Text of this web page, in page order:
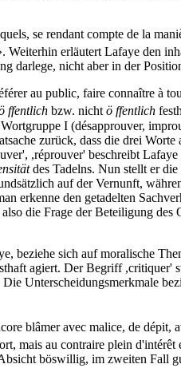
se rendant compte de la
Weiterhin erläutert Lafaye den
darlege, nicht aber in der
au public, faire connaître à
ffentlich bzw. nichtö ffentlich
I (désapprouver,
zurück, dass die drei Worte
,réprouver' beschreibt
des Tadelns. Nun stellt er
auf der Vernunft,
erkenne den getadelten
die Frage der Beteiligung des
beziehe sich auf moralische
agiert. Der Begriff ,critiquer'
Unterscheidungsmerkmale
blâmer avec malice, de dépit,
mais au contraire plein d'intérêt
böswillig, im zweiten Fall